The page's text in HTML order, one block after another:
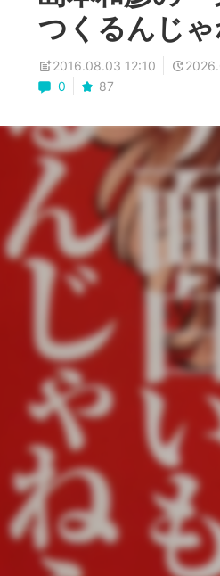
つくるんじゃ
2016.08.03 12:10
0
87